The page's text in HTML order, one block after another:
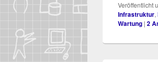
Veröffentlicht
Infrastruktur,
Wartung | 2